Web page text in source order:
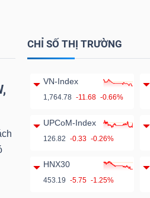
CHỈ SỐ THỊ TRƯỜNG
VN-Index
1,764.78 -11.68 -0.66%
UPCoM-Index
126.82 -0.33 -0.26%
HNX30
453.19 -5.75 -1.25%